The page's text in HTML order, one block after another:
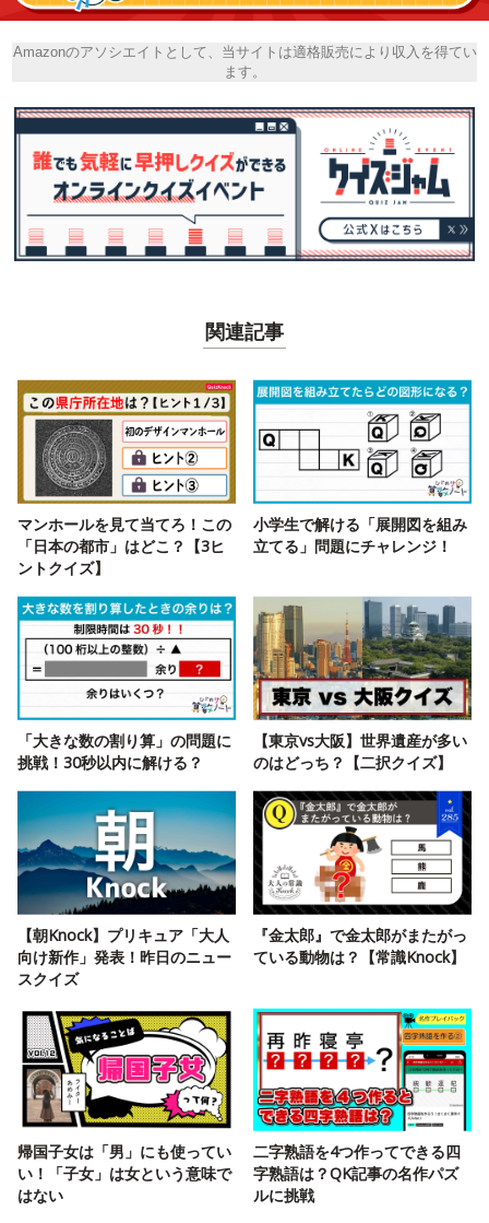
Amazonのアソシエイトとして、当サイトは適格販売により収入を得てい
ます。
関連記事
マンホールを見て当てろ！この
「日本の都市」はどこ？【3ヒ
ントクイズ】
小学生で解ける「展開図を組み
立てる」問題にチャレンジ！
「大きな数の割り算」の問題に
挑戦！30秒以内に解ける？
【東京vs大阪】世界遺産が多い
のはどっち？【二択クイズ】
【朝Knock】プリキュア「大人
向け新作」発表！昨日のニュー
スクイズ
『金太郎』で金太郎がまたがっ
ている動物は？【常識Knock】
帰国子女は「男」にも使ってい
い！「子女」は女という意味で
はない
二字熟語を4つ作ってできる四
字熟語は？QK記事の名作パズ
ルに挑戦